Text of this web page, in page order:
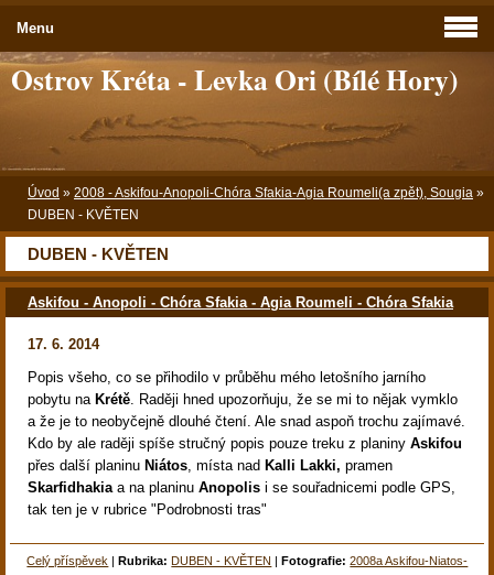
Ostrov Kréta - Levka Ori (Bílé Hory)
Úvod » 2008 - Askifou-Anopoli-Chóra Sfakia-Agia Roumeli(a zpět), Sougia »
DUBEN - KVĚTEN
DUBEN - KVĚTEN
Askifou - Anopoli - Chóra Sfakia - Agia Roumeli - Chóra Sfakia
17. 6. 2014
Popis všeho, co se přihodilo v průběhu mého letošního jarního
pobytu na Krétě. Raději hned upozorňuju, že se mi to nějak vymklo
a že je to neobyčejně dlouhé čtení. Ale snad aspoň trochu zajímavé.
Kdo by ale raději spíše stručný popis pouze treku z planiny Askifou
přes další planinu Niátos, místa nad Kalli Lakki, pramen
Skarfidhakiaa na planinu Anopolis i se souřadnicemi podle GPS,
tak ten je v rubrice "Podrobnosti tras"
Celý příspěvek |Rubrika: DUBEN - KVĚTEN |Fotografie: 2008a Askifou-Niatos-
Menu